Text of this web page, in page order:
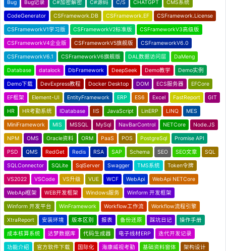
Bug Bug记录 C#加密解密 C#源码 C/S CHATGPT CMS系统
CodeGenerator CSFramework.DB CSFramework.EF CSFramework.License
CSFrameworkV1学习版 CSFrameworkV2标准版 CSFrameworkV3高级版
CSFrameworkV4企业版 CSFrameworkV5旗舰版 CSFrameworkV6.0
CSFrameworkV6.1 CSFrameworkV6旗舰版 DAL数据访问层 DaMeng
Database datalock DbFramework DeepSeek Demo教学 Demo实例
Demo下载 DevExpress教程 Docker Desktop DOM ECS服务器 EFCore
EF框架 Element-UI EntityFramework ERP ES6 Excel FastReport GIT
HR HR考勤系统 IDatabase IIS JavaScript LinERP LINQ MES
MiniFramework MIS MSSQL MySql NavBarControl NETCore Node.JS
NPM OMS Oracle资料 ORM PaaS POS PostgreSql Promise API
PSD QMS RedGet Redis RSA SAP Schema SEO SEO文章 SQL
SQLConnector SQLite SqlServer Swagger TMS系统 Token令牌
VS2022 VSCode VS升级 VUE WCF WebApi WebApi NETCore
WebApi框架 WEB开发框架 Windows服务 Winform 开发框架
Winform 开发平台 WinFramework Workflow工作流 Workflow流程引擎
XtraReport 安装环境 版本区别 报表 备份还原 踩坑日记 操作手册
成本核算系统 达梦数据库 代码生成器 电子线材ERP 迭代开发记录
功能介绍 官方软件下载 国际化 海康威视考勤 基础资料窗体 架构设计